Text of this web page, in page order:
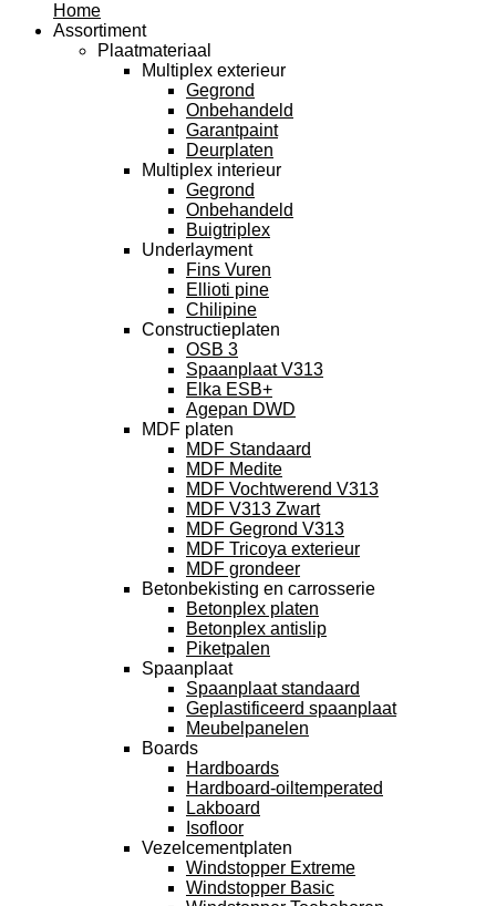
Home
Assortiment
Plaatmateriaal
Multiplex exterieur
Gegrond
Onbehandeld
Garantpaint
Deurplaten
Multiplex interieur
Gegrond
Onbehandeld
Buigtriplex
Underlayment
Fins Vuren
Ellioti pine
Chilipine
Constructieplaten
OSB 3
Spaanplaat V313
Elka ESB+
Agepan DWD
MDF platen
MDF Standaard
MDF Medite
MDF Vochtwerend V313
MDF V313 Zwart
MDF Gegrond V313
MDF Tricoya exterieur
MDF grondeer
Betonbekisting en carrosserie
Betonplex platen
Betonplex antislip
Piketpalen
Spaanplaat
Spaanplaat standaard
Geplastificeerd spaanplaat
Meubelpanelen
Boards
Hardboards
Hardboard-oiltemperated
Lakboard
Isofloor
Vezelcementplaten
Windstopper Extreme
Windstopper Basic